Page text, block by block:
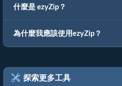
什麼是 ezyZip？
為什麼我應該使用ezyZip？
探索更多工具